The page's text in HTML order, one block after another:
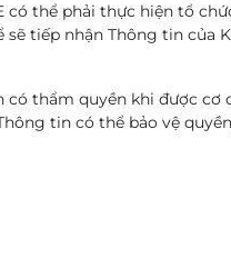
thể phải thực hiện tổ
tiếp nhận Thông tin của
có thẩm quyền khi được
tin có thể bảo vệ